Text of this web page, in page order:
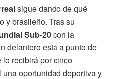
sigue dando de qué
y brasileño. Tras su
Sub-20con la
delantero está a punto de
lo recibirá por cinco
oportunidad deportiva y